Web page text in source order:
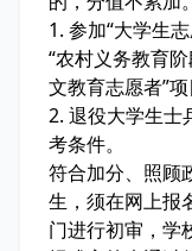
1. 参加“大学生
“农村义务教育
文教育志愿者”
2. 退役大学生士
考条件。
符合加分、照顾
生，须在网上报
门进行初审，学